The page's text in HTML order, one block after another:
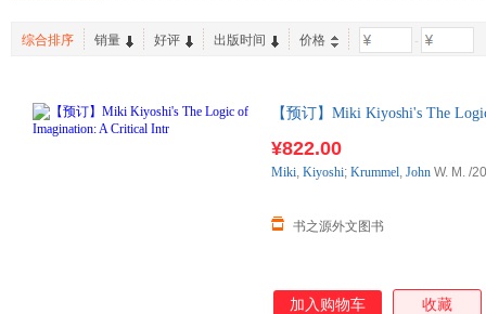
综合排序 销量 好评 出版时间 价格 -
【预订】Miki Kiyoshi's The
¥822.00
书之源外文图书
Miki, Kiyoshi; Krummel, John W. M. /
加入购物车 收藏